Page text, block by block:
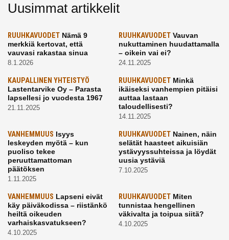
Uusimmat artikkelit
RUUHKAVUODET Nämä 9
merkkiä kertovat, että
vauvasi rakastaa sinua
8.1.2026
RUUHKAVUODETVauvan
nukuttaminen huudattamalla
– oikein vai ei?
24.11.2025
KAUPALLINEN YHTEISTYÖ
Lastentarvike Oy – Parasta
lapsellesi jo vuodesta 1967
21.11.2025
RUUHKAVUODETMinkä
ikäiseksi vanhempien pitäisi
auttaa lastaan
taloudellisesti?
14.11.2025
VANHEMMUUS Isyys
leskeyden myötä – kun
puoliso tekee
peruuttamattoman
päätöksen
1.11.2025
RUUHKAVUODETNainen, näin
selätät haasteet aikuisiän
ystävyyssuhteissa ja löydät
uusia ystäviä
7.10.2025
VANHEMMUUS Lapseni eivät
käy päiväkodissa – riistänkö
heiltä oikeuden
varhaiskasvatukseen?
4.10.2025
RUUHKAVUODETMiten
tunnistaa hengellinen
väkivalta ja toipua siitä?
4.10.2025